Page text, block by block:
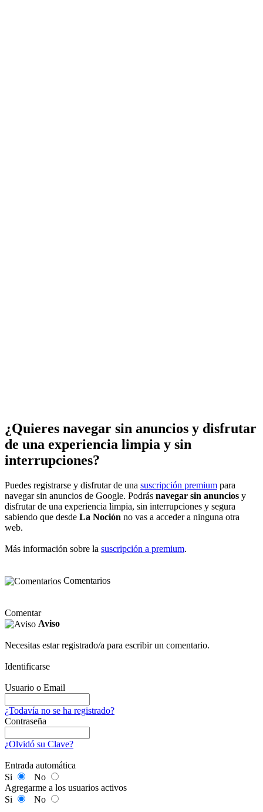
¿Quieres navegar sin anuncios y disfrutar
de una experiencia limpia y sin
interrupciones?
Puedes registrarse y disfrutar de una suscripción premium para
navegar sin anuncios de Google. Podrás navegar sin anuncios y
disfrutar de una experiencia limpia, sin interrupciones y segura
sabiendo que desde La Noción no vas a acceder a ninguna otra
web.
Más información sobre la suscripción a premium.
Comentarios
Comentar
Aviso
Necesitas estar registrado/a para escribir un comentario.
Identificarse
Usuario o Email
¿Todavía no se ha registrado?
Contraseña
¿Olvidó su Clave?
Entrada automática
Si
No
Agregarme a los usuarios activos
Si
No